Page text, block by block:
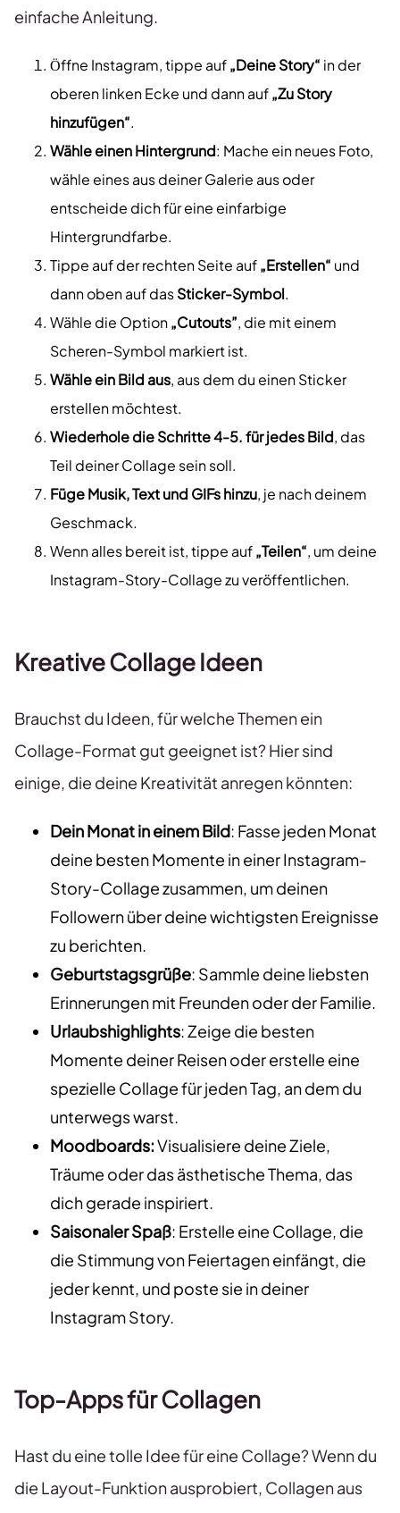
einfache Anleitung.
Öffne Instagram, tippe auf„Deine Story“ in der
oberen linken Ecke und dann auf„Zu Story
hinzufügen“.
Wähle einen Hintergrund: Mache ein neues Foto,
wähle eines aus deiner Galerie aus oder
entscheide dich für eine einfarbige
Hintergrundfarbe.
Tippe auf der rechten Seite auf„Erstellen“ und
dann oben auf dasSticker-Symbol.
Wähle die Option„Cutouts”, die mit einem
Scheren-Symbol markiert ist.
Wähle ein Bild aus, aus dem du einen Sticker
erstellen möchtest.
Wiederhole die Schritte 4-5. für jedes Bild, das
Teil deiner Collage sein soll.
Füge Musik, Text und GIFs hinzu, je nach deinem
Geschmack.
Wenn alles bereit ist, tippe auf„Teilen“, um deine
Instagram-Story-Collage zu veröffentlichen.
Kreative Collage Ideen
Brauchst du Ideen, für welche Themen ein
Collage-Format gut geeignet ist? Hier sind
einige, die deine Kreativität anregen könnten:
Dein Monat in einem Bild: Fasse jeden Monat
deine besten Momente in einer Instagram-
Story-Collage zusammen, um deinen
Followern über deine wichtigsten Ereignisse
zu berichten.
Geburtstagsgrüße: Sammle deine liebsten
Erinnerungen mit Freunden oder der Familie.
Urlaubshighlights: Zeige die besten
Momente deiner Reisen oder erstelle eine
spezielle Collage für jeden Tag, an dem du
unterwegs warst.
Moodboards:Visualisiere deine Ziele,
Träume oder das ästhetische Thema, das
dich gerade inspiriert.
Saisonaler Spaß: Erstelle eine Collage, die
die Stimmung von Feiertagen einfängt, die
jeder kennt, und poste sie in deiner
Instagram Story.
Top-Apps für Collagen
Hast du eine tolle Idee für eine Collage? Wenn du
die Layout-Funktion ausprobiert, Collagen aus